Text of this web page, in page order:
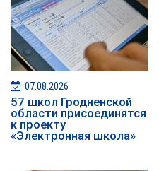
07.08.2026
57 школ Гродненской
области присоединятся
к проекту
«Электронная школа»